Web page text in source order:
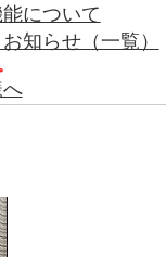
について
知らせ（一覧）